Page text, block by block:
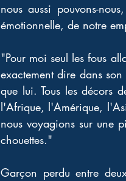
nous aussi pouvons-
émotionnelle, de notre
"Pour moi seul les fous
exactement dire dans
que lui. Tous les décors
l'Afrique, l'Amérique,
nous voyagions sur une
chouettes."
Garçon perdu entre